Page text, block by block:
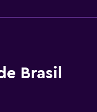
Brasil